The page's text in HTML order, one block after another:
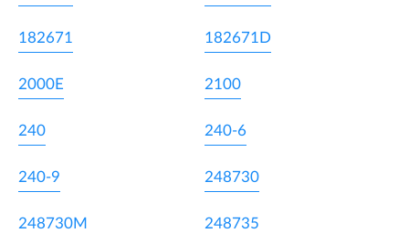
182671 182671D
2000E 2100
240 240-6
240-9 248730
248730M 248735